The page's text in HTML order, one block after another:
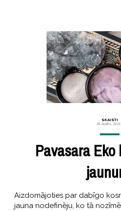
SKAISTI
28 Aprīlis, 2021
Pavasara
Aizdomājoties par dabīgo
jauna nodefinēju, ko tā